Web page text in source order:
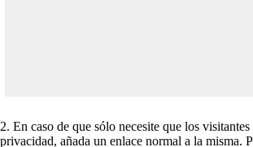
2. En caso de que sólo necesite que los
privacidad, añada un enlace normal a la misma.